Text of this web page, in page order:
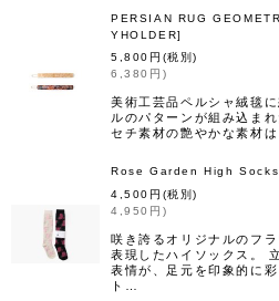
PERSIAN RUG
YHOLDER]
5,800 円 (税別)
6,380 円 )
美術工芸品ペルシャ絨毯
ルのパターンが組み込ま
セチ素材の艶やかな素材
Rose Garden High Socks
4,500 円 (税別)
4,950 円 )
咲き誇るオリジナルのフ
表現したハイソックス。
表情が、足元を印象的に
ト…